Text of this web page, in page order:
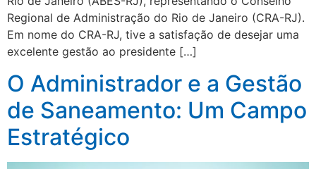
Regional de Administração do Rio de Janeiro (CRA-RJ).
Em nome do CRA-RJ, tive a satisfação de desejar uma
excelente gestão ao presidente […]
O Administrador e a Gestão
de Saneamento: Um Campo
Estratégico